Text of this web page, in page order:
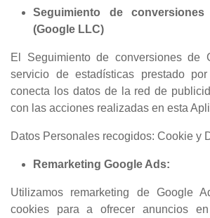
Seguimiento de
(Google LLC)
El Seguimiento de conversiones de
servicio de estadísticas prestado
conecta los datos de la red de
con las acciones realizadas en esta
Datos Personales recogidos: Cookie y
Remarketing Google Ads:
Utilizamos remarketing de Google
cookies para a ofrecer anuncios